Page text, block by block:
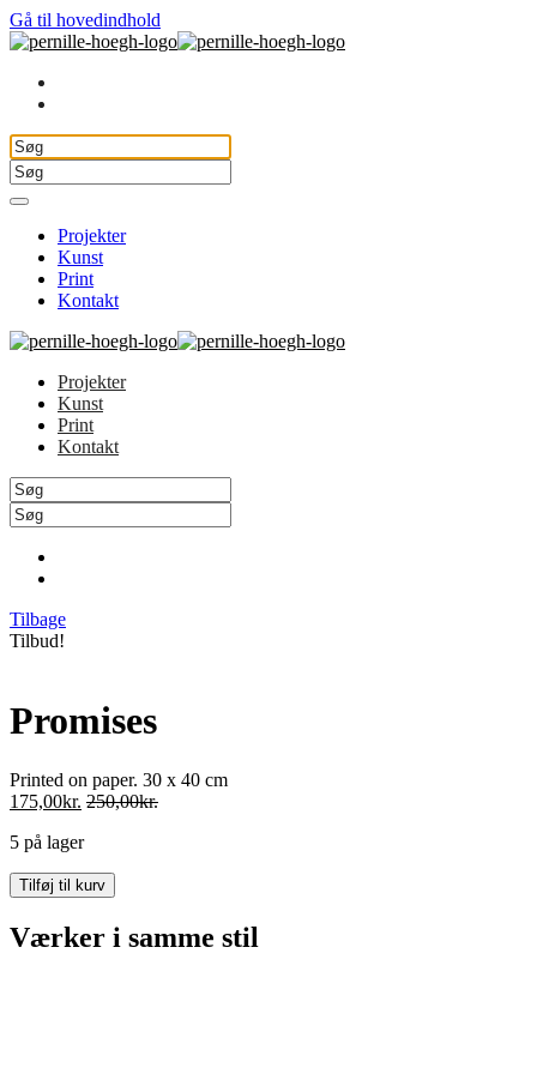
Gå til hovedindhold
Projekter
Kunst
Print
Kontakt
Projekter
Kunst
Print
Kontakt
Tilbage
Tilbud!
Promises
Printed on paper. 30 x 40 cm
175,00kr. 250,00kr.
5 på lager
Promises
antal
Tilføj til kurv
Værker i samme stil